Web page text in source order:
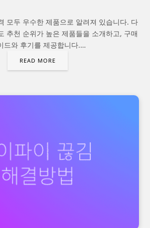
모두 우수한 제품으로 알려져 있습니다. 다
추천 순위가 높은 제품들을 소개하고, 구매
드와 후기를 제공합니다.…
READ MORE